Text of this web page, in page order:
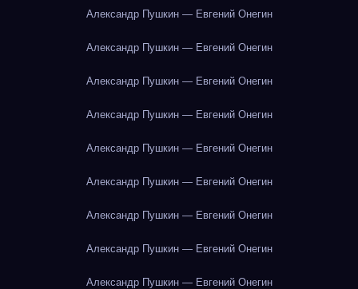
Александр Пушкин — Евгений Онегин
Александр Пушкин — Евгений Онегин
Александр Пушкин — Евгений Онегин
Александр Пушкин — Евгений Онегин
Александр Пушкин — Евгений Онегин
Александр Пушкин — Евгений Онегин
Александр Пушкин — Евгений Онегин
Александр Пушкин — Евгений Онегин
Александр Пушкин — Евгений Онегин